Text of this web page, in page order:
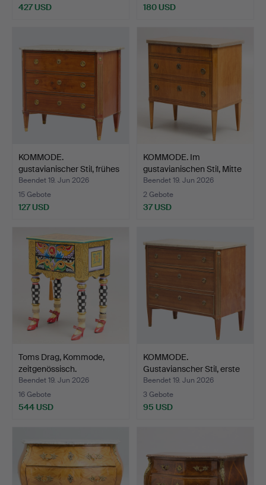
427 USD 180 USD
KOMMODE.
gustavianischer Stil, frühes
20. …
Beendet 19. Jun 2026
15 Gebote
127 USD
KOMMODE. Im
gustavianischen Stil, Mitte
de…
Beendet 19. Jun 2026
2 Gebote
37 USD
Toms Drag, Kommode,
zeitgenössisch.
Beendet 19. Jun 2026
16 Gebote
544 USD
KOMMODE.
Gustavianscher Stil, erste
Hälfte…
Beendet 19. Jun 2026
3 Gebote
95 USD